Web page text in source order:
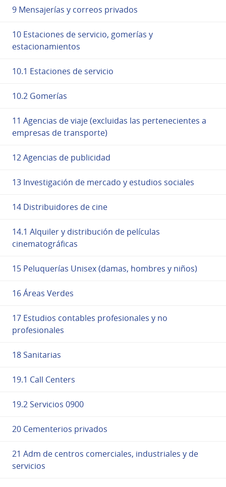
9 Mensajerías y correos privados
10 Estaciones de servicio, gomerías y
estacionamientos
10.1 Estaciones de servicio
10.2 Gomerías
11 Agencias de viaje (excluidas las pertenecientes a
empresas de transporte)
12 Agencias de publicidad
13 Investigación de mercado y estudios sociales
14 Distribuidores de cine
14.1 Alquiler y distribución de películas
cinematográficas
15 Peluquerías Unisex (damas, hombres y niños)
16 Áreas Verdes
17 Estudios contables profesionales y no
profesionales
18 Sanitarias
19.1 Call Centers
19.2 Servicios 0900
20 Cementerios privados
21 Adm de centros comerciales, industriales y de
servicios